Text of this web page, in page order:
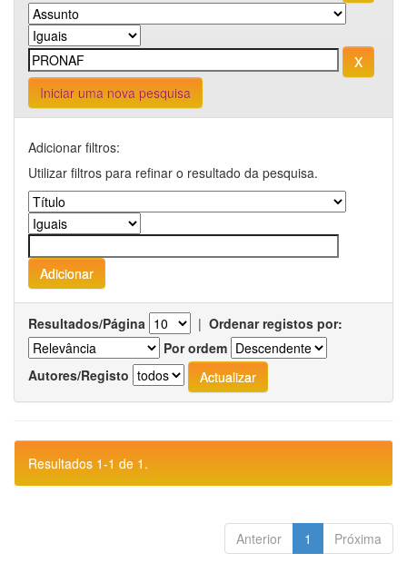
Iniciar uma nova pesquisa
Adicionar filtros:
Utilizar filtros para refinar o resultado da pesquisa.
Resultados/Página | Ordenar registos por:
Por ordem
Autores/Registo
Resultados 1-1 de 1.
Anterior 1 Próxima